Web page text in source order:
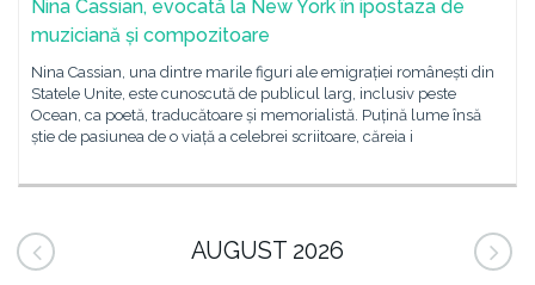
Nina Cassian, evocată la New York în ipostaza de
muziciană și compozitoare
Nina Cassian, una dintre marile figuri ale emigrației românești din
Statele Unite, este cunoscută de publicul larg, inclusiv peste
Ocean, ca poetă, traducătoare și memorialistă. Puțină lume însă
știe de pasiunea de o viață a celebrei scriitoare, căreia i
AUGUST 2026